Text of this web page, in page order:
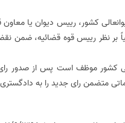
کشور، رییس دیوان یا
بر نظر رییس قوه قضائیه‌‌‌‌، ضمن
کشور موظف است پس از صدور
متضمن رای جدید را به